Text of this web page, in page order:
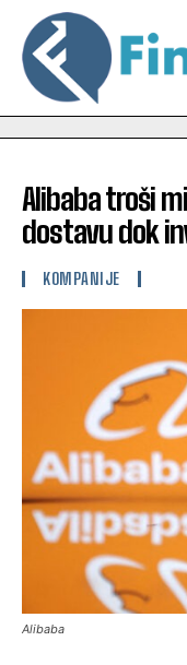
Alibaba troši
dostavu dok
KOMPANIJE
Alibaba